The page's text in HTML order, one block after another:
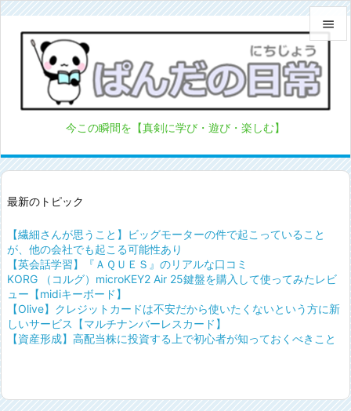
今この瞬間を【真剣に学び・遊び・楽しむ】

メニュ

サイド
前へ
検索
最新のトピック
【繊細さんが思うこと】ビッグモーターの件で起こっていること
が、他の会社でも起こる可能性あり
【英会話学習】『ＡＱＵＥＳ』のリアルな口コミ
KORG （コルグ）microKEY2 Air 25鍵盤を購入して使ってみたレビ
ュー【midiキーボード】
【Olive】クレジットカードは不安だから使いたくないという方に新
しいサービス【マルチナンバーレスカード】
【資産形成】高配当株に投資する上で初心者が知っておくべきこと